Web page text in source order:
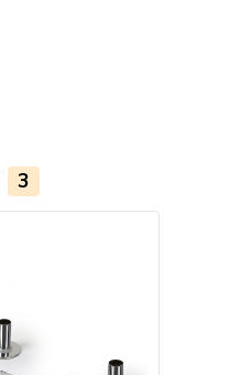
3